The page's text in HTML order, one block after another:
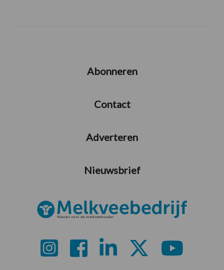
Abonneren
Contact
Adverteren
Nieuwsbrief